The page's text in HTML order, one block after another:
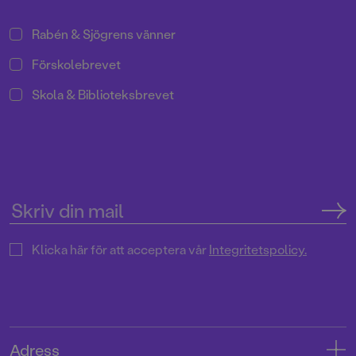
Rabén & Sjögrens vänner
Förskolebrevet
Skola & Biblioteksbrevet
Klicka här för att acceptera vårIntegritetspolicy.
Adress